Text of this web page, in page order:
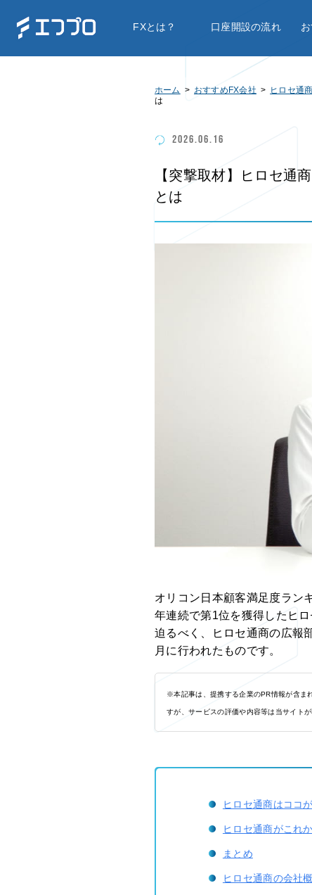
FXとは？ 口座開設の流れ
ホーム おすすめFX会社 ヒロセ通商
は
2026.06.16
【突撃取材】ヒロセ通
とは
オリコン日本顧客満足度ラン
年連続で第1位を獲得したヒ
迫るべく、ヒロセ通商の広報
月に行われたものです。
※本記事は、提携する企業のPR情報が含ま
すが、サービスの評価や内容等は当サイトが
ヒロセ通商はココ
ヒロセ通商がこれ
まとめ
ヒロセ通商の会社